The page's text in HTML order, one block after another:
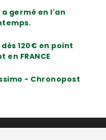
germé en l'an
120€ en point
FRANCE
- Chronopost